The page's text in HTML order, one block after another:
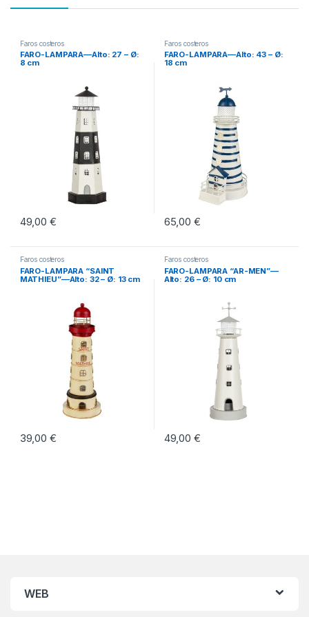
Faros costeros
FARO-LAMPARA—Alto: 27 – Ø:
8 cm
49,00 €
Faros costeros
FARO-LAMPARA—Alto: 43 – Ø:
18 cm
65,00 €
Faros costeros
FARO-LAMPARA “SAINT
MATHIEU”—Alto: 32 – Ø: 13 cm
39,00 €
Faros costeros
FARO-LAMPARA “AR-MEN”—
Alto: 26 – Ø: 10 cm
49,00 €
WEB